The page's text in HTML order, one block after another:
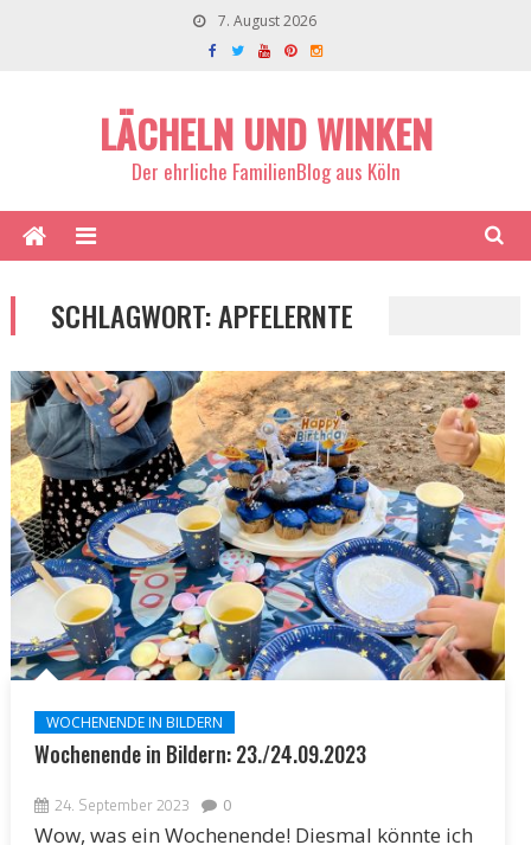
7. August 2026
LÄCHELN UND WINKEN
Der ehrliche FamilienBlog aus Köln
SCHLAGWORT:APFELERNTE
WOCHENENDE IN BILDERN
Wochenende in Bildern: 23./24.09.2023
24. September 2023 0
Wow, was ein Wochenende! Diesmal könnte ich